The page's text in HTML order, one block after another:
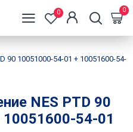
0 0
90 10051000-54-01 + 10051600-54-
NES PTD 90
54-01